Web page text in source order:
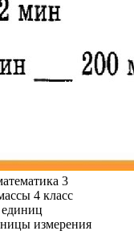
3
4 класс
измерения